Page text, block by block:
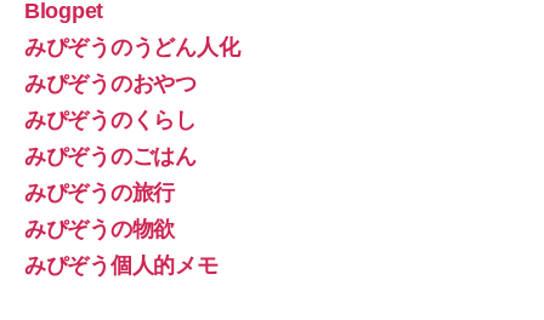
Blogpet
みぴぞうのうどん人化
みぴぞうのおやつ
みぴぞうのくらし
みぴぞうのごはん
みぴぞうの旅行
みぴぞうの物欲
みぴぞう個人的メモ